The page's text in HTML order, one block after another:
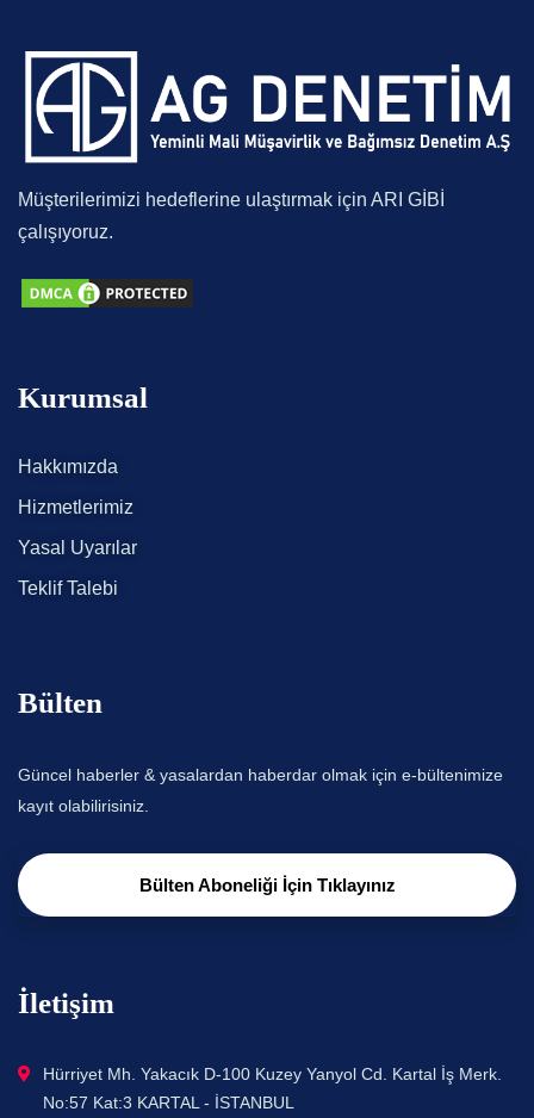
Müşterilerimizi hedeflerine ulaştırmak için ARI GİBİ
çalışıyoruz.
Kurumsal
Hakkımızda
Hizmetlerimiz
Yasal Uyarılar
Teklif Talebi
Bülten
Güncel haberler & yasalardan haberdar olmak için e-bültenimize
kayıt olabilirisiniz.
Bülten Aboneliği İçin Tıklayınız
İletişim
Hürriyet Mh. Yakacık D-100 Kuzey Yanyol Cd. Kartal İş Merk.
No:57 Kat:3 KARTAL - İSTANBUL